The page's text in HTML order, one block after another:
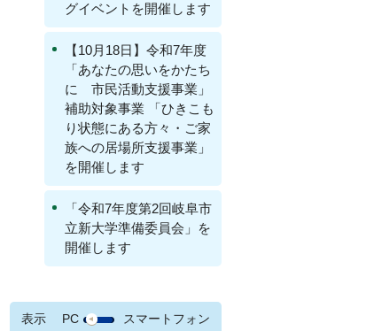
グイベントを開催します
【10月18日】令和7年度
「あなたの思いをかたち
に 市民活動支援事業」
補助対象事業 「ひきこも
り状態にある方々・ご家
族への居場所支援事業」
を開催します
「令和7年度第2回岐阜市
立新大学準備委員会」を
開催します
表示 PC スマートフォン